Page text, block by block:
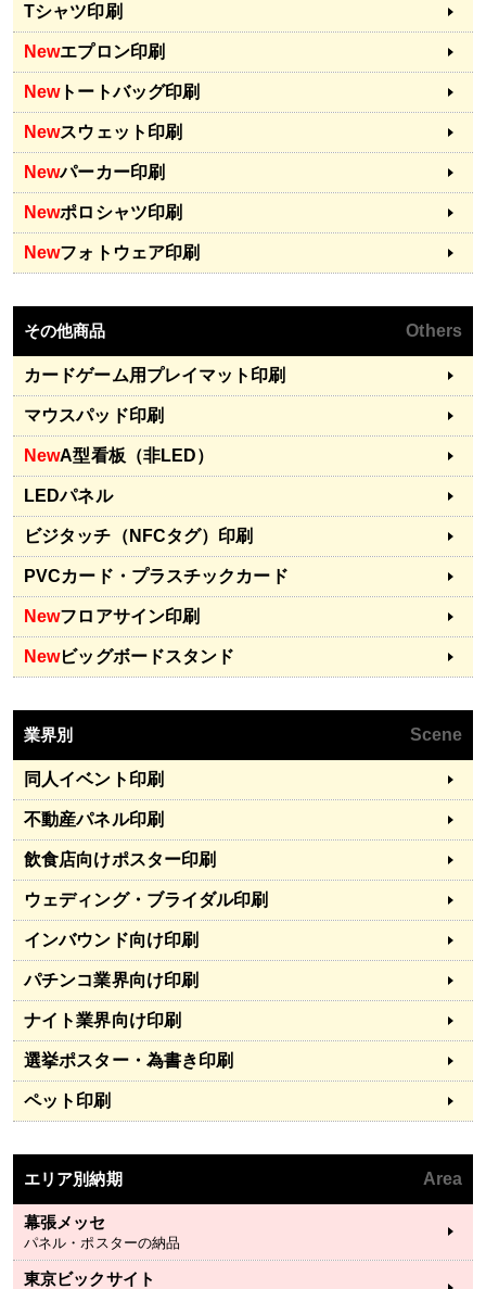
Tシャツ印刷
Newエプロン印刷
Newトートバッグ印刷
Newスウェット印刷
Newパーカー印刷
Newポロシャツ印刷
Newフォトウェア印刷
その他商品 Others
カードゲーム用プレイマット印刷
マウスパッド印刷
NewA型看板（非LED）
LEDパネル
ビジタッチ（NFCタグ）印刷
PVCカード・プラスチックカード
Newフロアサイン印刷
Newビッグボードスタンド
業界別 Scene
同人イベント印刷
不動産パネル印刷
飲食店向けポスター印刷
ウェディング・ブライダル印刷
インバウンド向け印刷
パチンコ業界向け印刷
ナイト業界向け印刷
選挙ポスター・為書き印刷
ペット印刷
エリア別納期 Area
幕張メッセ
パネル・ポスターの納品
東京ビックサイト